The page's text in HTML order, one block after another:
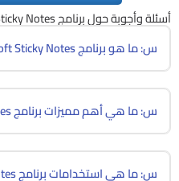
أسئلة وأجوبة حول برنامج VovSoft Sticky Notes
س: ما هو برنامج VovSoft Sticky Notes؟
س: ما هي أهم مميزات برنامج VovSoft Sticky Notes؟
س: ما هي استخدامات برنامج VovSoft Sticky Notes؟